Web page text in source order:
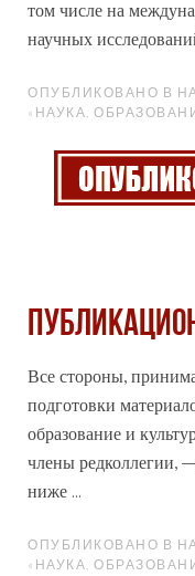
том числе на
научных
ОПУБЛИКОВАНО В
«НАУКА,
Все стороны,
подготовки
образование и
члены редколлегии,
ниже ...
ОПУБЛИКОВАНО В
«НАУКА,